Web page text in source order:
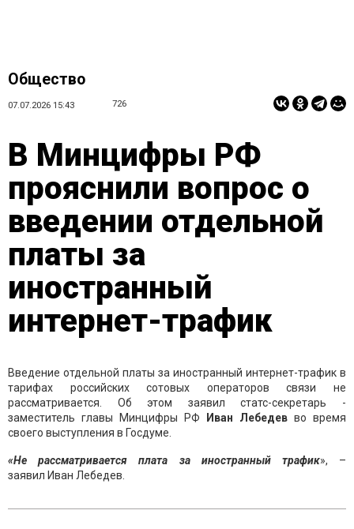
Общество
07.07.2026 15:43 726
В Минцифры РФ
прояснили вопрос о
введении отдельной
платы за
иностранный
интернет-трафик
Введение отдельной платы за иностранный интернет-трафик в
тарифах российских сотовых операторов связи не
рассматривается. Об этом заявил статс-секретарь -
заместитель главы Минцифры РФ
Иван Лебедев во время
своего выступления в Госдуме.
«Не рассматривается плата за иностранный трафик», –
заявил Иван Лебедев.